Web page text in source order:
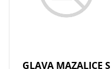
GLAVA MAZALICE S